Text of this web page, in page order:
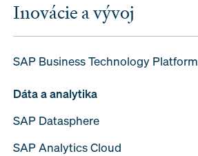
Inovácie a vývoj
SAP Business Technology Platform
Dáta a analytika
SAP Datasphere
SAP Analytics Cloud